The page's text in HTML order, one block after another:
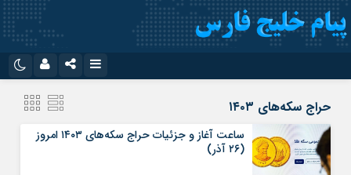
سروش
ایتا
آپارات
رمز عبور
حراج سکه‌های ۱۴۰۳
ساعت آغاز و جزئیات حراج سکه‌های ۱۴۰۳ امروز
(۲۶ آذر)